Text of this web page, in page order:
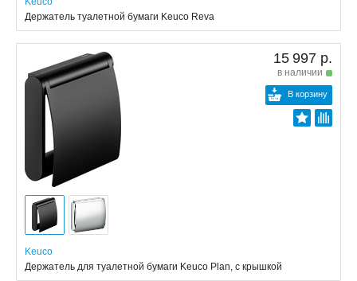
Держатель туалетной бумаги Keuco Reva
15 997 р.
в наличии
В корзину
Keuco
Держатель для туалетной бумаги Keuco Plan, с крышкой